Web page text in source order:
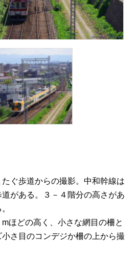
ぐ歩道からの撮影。中和幹線は
がある。３－４階分の高さがあ
ほどの高く、小さな網目の柵と
さ目のコンデジか柵の上から撮